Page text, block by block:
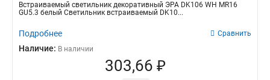
Встраиваемый светильник декоративный ЭРА DK106 WH MR16
GU5.3 белый Светильник встраиваемый DK10...
Подробнее Сравнить
Наличие: В наличии
303,66 ₽